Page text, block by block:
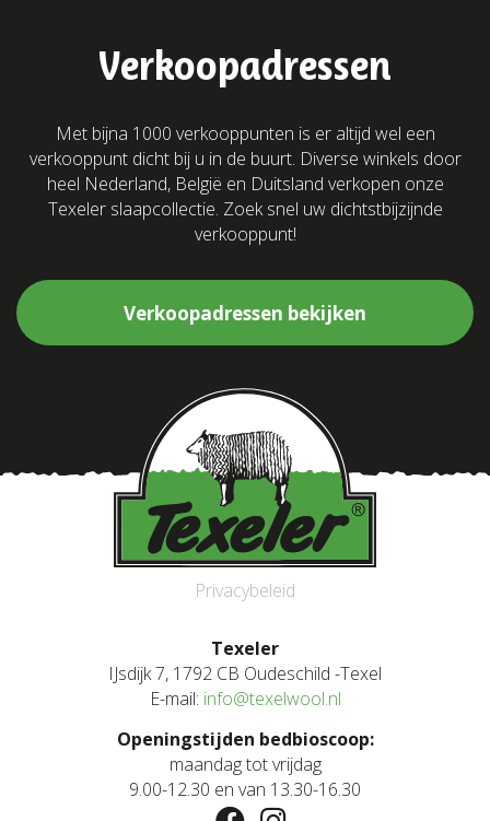
Verkoopadressen
Met bijna 1000 verkooppunten is er altijd wel een
verkooppunt dicht bij u in de buurt. Diverse winkels door
heel Nederland, België en Duitsland verkopen onze
Texeler slaapcollectie. Zoek snel uw dichtstbijzijnde
verkooppunt!
Verkoopadressen bekijken
Privacybeleid
Texeler
IJsdijk 7, 1792 CB Oudeschild -Texel
E-mail: info@texelwool.nl
Openingstijden bedbioscoop:
maandag tot vrijdag
9.00-12.30 en van 13.30-16.30